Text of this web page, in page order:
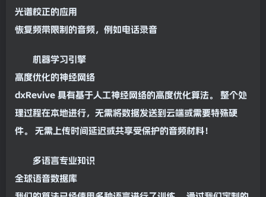
恢复剪辑的音频
光谱校正的应用
机器学习引擎
高度优化的神经网络
dxRevive 具有基于人工神经网络的高度优化算法。 整个处
理过程在本地进行，无需将数据发送到云端或需要特殊硬
多语言专业知识
全球语音数据库